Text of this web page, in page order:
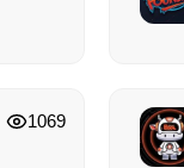
1069